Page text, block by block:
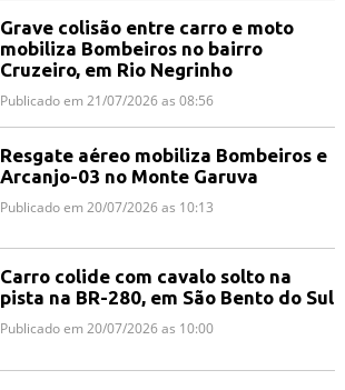
Grave colisão entre carro e moto
mobiliza Bombeiros no bairro
Cruzeiro, em Rio Negrinho
Publicado em 21/07/2026 as 08:56
Resgate aéreo mobiliza Bombeiros e
Arcanjo-03 no Monte Garuva
Publicado em 20/07/2026 as 10:13
Carro colide com cavalo solto na
pista na BR-280, em São Bento do Sul
Publicado em 20/07/2026 as 10:00